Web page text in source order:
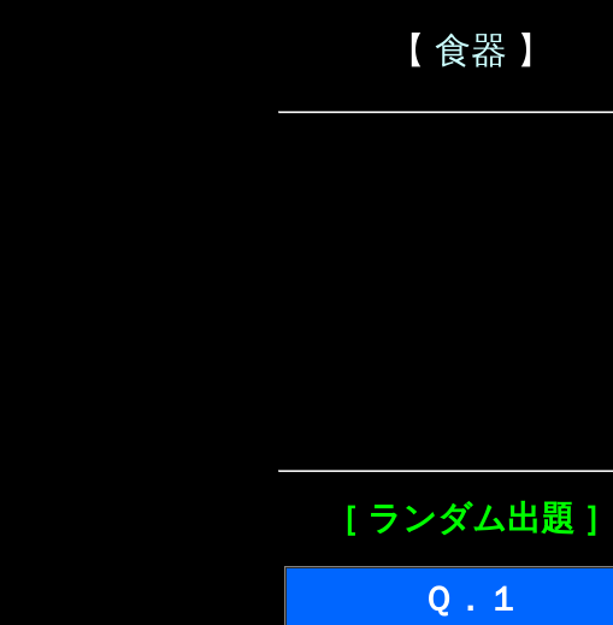
【 食器 】
［ ランダム出題 ］
Ｑ．１